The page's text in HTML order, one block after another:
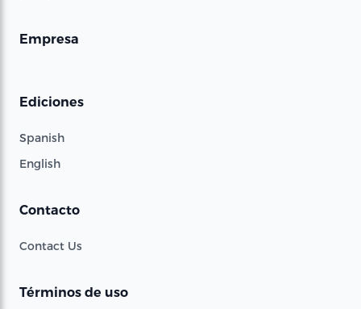
Empresa
Ediciones
Spanish
English
Contacto
Contact Us
Términos de uso